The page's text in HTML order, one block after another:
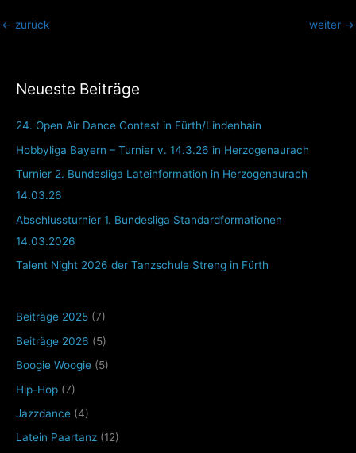
Neueste Beiträge
24. Open Air Dance Contest in Fürth/Lindenhain
Hobbyliga Bayern – Turnier v. 14.3.26 in Herzogenaurach
Turnier 2. Bundesliga Lateinformation in Herzogenaurach
14.03.26
Abschlussturnier 1. Bundesliga Standardformationen
14.03.2026
Talent Night 2026 der Tanzschule Streng in Fürth
Beiträge 2025 (7)
Beiträge 2026 (5)
Boogie Woogie (5)
Hip-Hop (7)
Jazzdance (4)
Latein Paartanz (12)
← zurück weiter →